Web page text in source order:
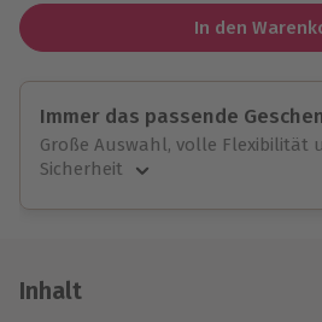
In den
Immer das passende
Große Auswahl, volle Flexibilität
Sicherheit
Jeder Gutschein für alle
Inhalt